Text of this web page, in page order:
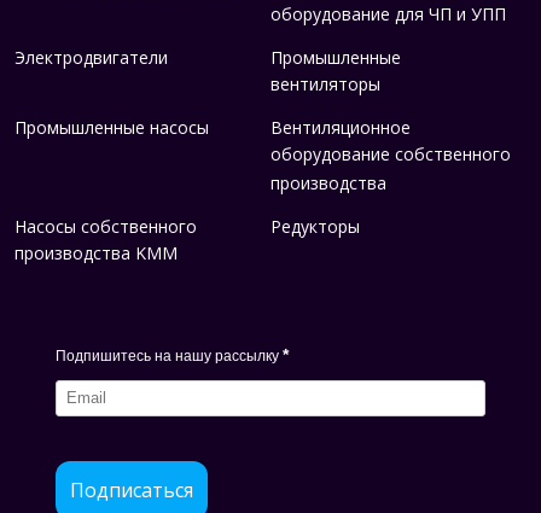
оборудование для ЧП и УПП
Электродвигатели Промышленные
вентиляторы
Промышленные насосы Вентиляционное
оборудование собственного
производства
Насосы собственного
производства KMM
Редукторы
Подпишитесь на нашу рассылку *
Подписаться